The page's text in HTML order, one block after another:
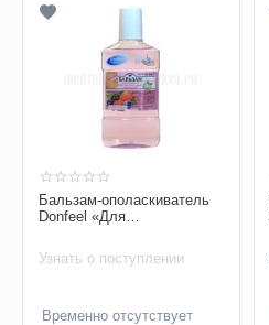
Бальзам-ополаскиватель
Donfeel «Для
десен» 250 мл
Узнать о поступлении
Временно отсутствует